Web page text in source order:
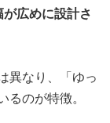
広めに設計さ
異なり、「ゆっ
のが特徴。